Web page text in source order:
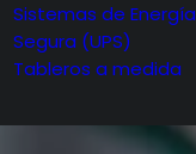
Sistemas de Energía
Segura (UPS)
Tableros a medida